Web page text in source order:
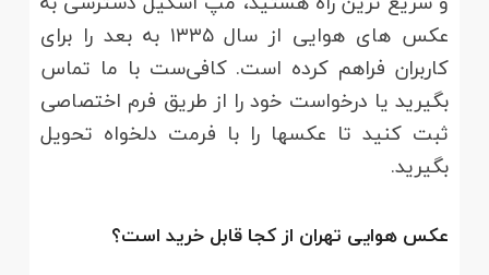
عکس های هوایی از سال ۱۳۳۵ به بعد را برای
کاربران فراهم کرده است. کافی‌ست با ما تماس
بگیرید یا درخواست خود را از طریق فرم اختصاصی
ثبت کنید تا عکسها را با فرمت دلخواه تحویل
بگیرید.
عکس هوایی تهران از کجا قابل خرید است؟